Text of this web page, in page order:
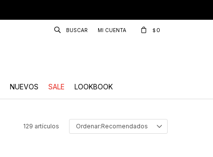
NUEVOS SALE LOOKBOOK
$ 0
129 artículos Recomendados